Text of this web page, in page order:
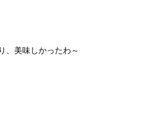
、美味しかったわ～